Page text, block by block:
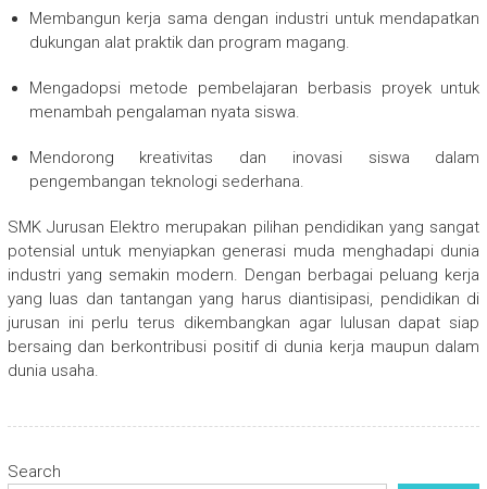
Membangun kerja sama dengan industri untuk mendapatkan
dukungan alat praktik dan program magang.
Mengadopsi metode pembelajaran berbasis proyek untuk
menambah pengalaman nyata siswa.
Mendorong kreativitas dan inovasi siswa dalam
pengembangan teknologi sederhana.
SMK Jurusan Elektro merupakan pilihan pendidikan yang sangat
potensial untuk menyiapkan generasi muda menghadapi dunia
industri yang semakin modern. Dengan berbagai peluang kerja
yang luas dan tantangan yang harus diantisipasi, pendidikan di
jurusan ini perlu terus dikembangkan agar lulusan dapat siap
bersaing dan berkontribusi positif di dunia kerja maupun dalam
dunia usaha.
Search